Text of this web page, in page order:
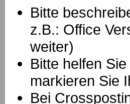
Bitte
z.B.: Office
weiter)
Bitte helfen
markieren Sie
Bei